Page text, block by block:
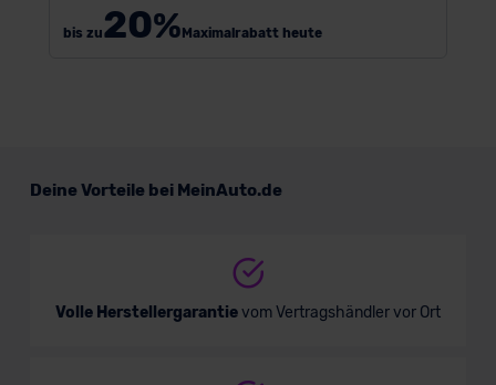
bis zu20%Maximalrabatt heute
Deine Vorteile bei MeinAuto.de
Volle Herstellergarantievom Vertragshändler vor Ort